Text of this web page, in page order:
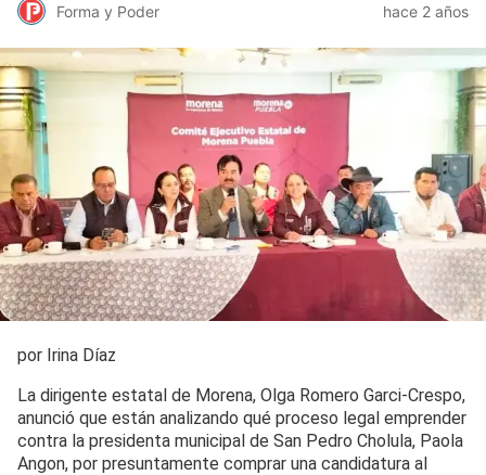
Forma y Poder hace 2 años
por Irina Díaz
La dirigente estatal de Morena, Olga Romero Garci-Crespo,
anunció que están analizando qué proceso legal emprender
contra la presidenta municipal de San Pedro Cholula, Paola
Angon, por presuntamente comprar una candidatura al